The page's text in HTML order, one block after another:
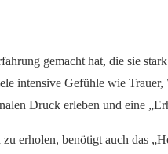
gemacht hat, die sie
intensive Gefühle wie
Druck erleben und eine
erholen, benötigt auch das